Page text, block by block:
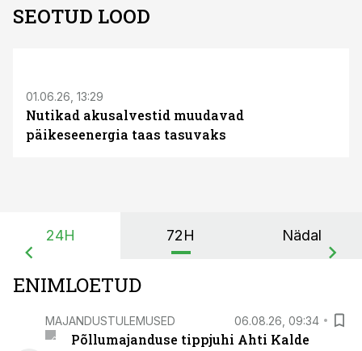
SEOTUD LOOD
01.06.26, 13:29
Nutikad akusalvestid muudavad
päikeseenergia taas tasuvaks
24H 72H Nädal
ENIMLOETUD
MAJANDUSTULEMUSED 06.08.26, 09:34
Põllumajanduse tippjuhi Ahti Kalde